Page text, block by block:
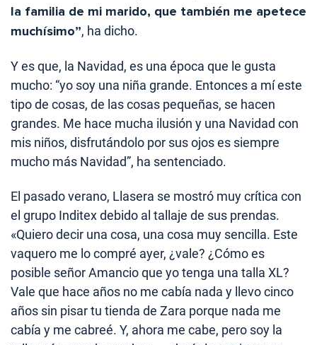
la familia de mi marido, que también me apetece
muchísimo”, ha dicho.
Y es que, la Navidad, es una época que le gusta
mucho: “yo soy una niña grande. Entonces a mí este
tipo de cosas, de las cosas pequeñas, se hacen
grandes. Me hace mucha ilusión y una Navidad con
mis niños, disfrutándolo por sus ojos es siempre
mucho más Navidad”, ha sentenciado.
El pasado verano, Llasera se mostró muy crítica con
el grupo Inditex debido al tallaje de sus prendas.
«Quiero decir una cosa, una cosa muy sencilla. Este
vaquero me lo compré ayer, ¿vale? ¿Cómo es
posible señor Amancio que yo tenga una talla XL?
Vale que hace años no me cabía nada y llevo cinco
años sin pisar tu tienda de Zara porque nada me
cabía y me cabreé. Y, ahora me cabe, pero soy la